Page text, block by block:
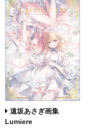
遠坂あさぎ画集
Lumiere